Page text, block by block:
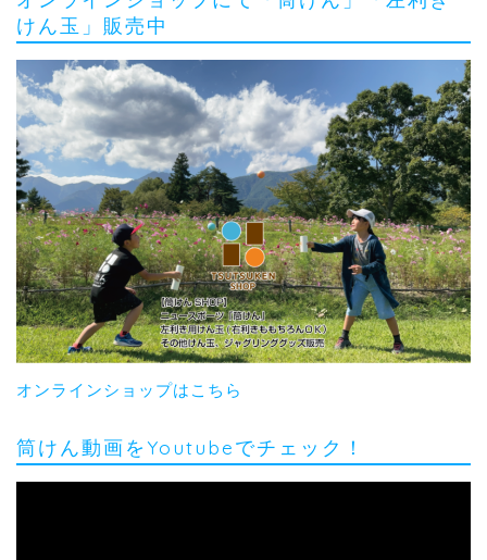
けん玉」販売中
オンラインショップはこちら
筒けん動画をYoutubeでチェック！